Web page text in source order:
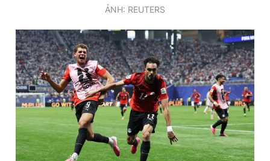
ẢNH: REUTERS